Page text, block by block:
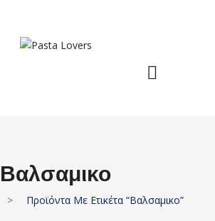
Βαλσαμικο
> Προϊόντα Με Ετικέτα “Βαλσαμικο”